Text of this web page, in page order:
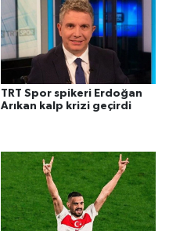
TRT Spor spikeri Erdoğan
Arıkan kalp krizi geçirdi